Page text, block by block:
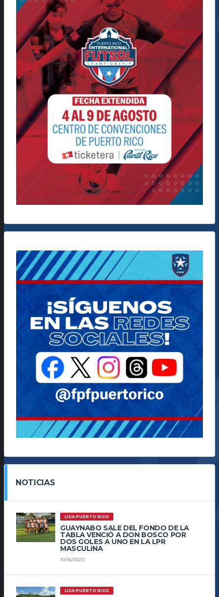
NOTICIAS
LIGA PUERTO RICO
GUAYNABO SALE DEL FONDO DE LA
TABLA VENCIÓ A DON BOSCO POR
DOS GOLES A UNO EN LA LPR
MASCULINA
10/16/2023
LIGA PUERTO RICO